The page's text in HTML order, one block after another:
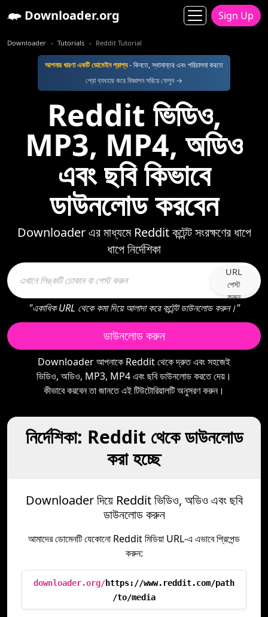
Downloader.org Sign Up
Downloader Tutorials Reddit Tutorial
আপনার ধারণা একটি ডোমেইন প্রাপ্য- কিনতে, স্থানান্তর এবং পরিচালনা করতে
প্রো ব্যবহার করে বিজ্ঞাপন সরিয়ে ফেলুন →
Reddit ভিডিও,
MP3, MP4, অডিও
এবং ছবি কিভাবে
ডাউনলোড করবেন
Downloader এর মাধ্যমে Reddit কন্টেন্ট সংরক্ষণের ধাপে
ধাপে নির্দেশিকা
URL
পেস্ট
করুন
"একাধিক URL থেকে কমা দিয়ে আলাদা করে কন্টেন্ট ডাউনলোড করুন।"
ডাউনলোড করুন
Downloader আপনাকে Reddit থেকে দ্রুত এবং সহজেই
ভিডিও, অডিও, MP3, MP4 এবং ছবি ডাউনলোড করতে দেয়।
কীভাবে করবেন তা জানতে এই টিউটোরিয়ালটি অনুসরণ করুন।
নির্দেশিকা: Reddit থেকে ডাউনলোড
করা হচ্ছে
Downloader দিয়ে Reddit ভিডিও, অডিও এবং ছবি
ডাউনলোড করুন
আমাদের ডোমেনটি যেকোনো Reddit মিডিয়া URL-এ এভাবে প্রিপেন্ড
করুন:
downloader.org/https://www.reddit.com/path
/to/media